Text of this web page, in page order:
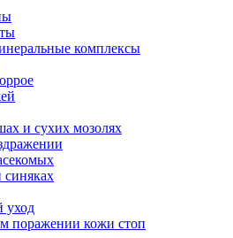
комплексы
и сухих мозолях
уход
поражении кожи стоп